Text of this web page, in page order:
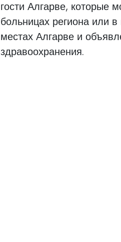
гости Алгарве, которые
больницах региона или
местах Алгарве и
здравоохранения.